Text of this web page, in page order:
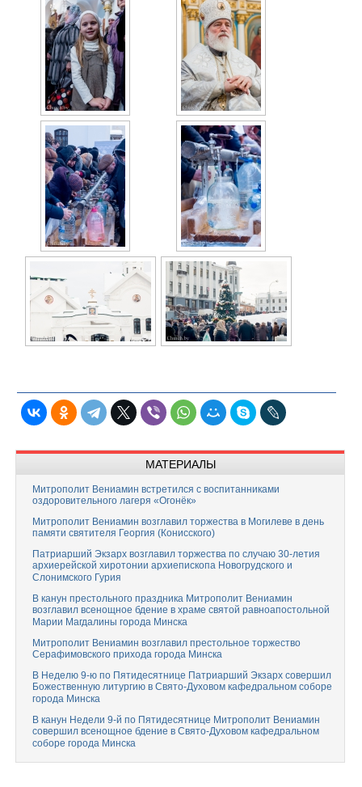
МАТЕРИАЛЫ
Митрополит Вениамин встретился с воспитанниками
оздоровительного лагеря «Огонёк»
Митрополит Вениамин возглавил торжества в Могилеве в день
памяти святителя Георгия (Конисского)
Патриарший Экзарх возглавил торжества по случаю 30-летия
архиерейской хиротонии архиепископа Новогрудского и
Слонимского Гурия
В канун престольного праздника Митрополит Вениамин
возглавил всенощное бдение в храме святой равноапостольной
Марии Магдалины города Минска
Митрополит Вениамин возглавил престольное торжество
Серафимовского прихода города Минска
В Неделю 9-ю по Пятидесятнице Патриарший Экзарх совершил
Божественную литургию в Свято-Духовом кафедральном соборе
города Минска
В канун Недели 9-й по Пятидесятнице Митрополит Вениамин
совершил всенощное бдение в Свято-Духовом кафедральном
соборе города Минска